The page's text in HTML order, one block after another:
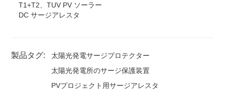
T1+T2、TUV PV ソーラー
DC サージアレスタ
製品タグ:
太陽光発電サージプロテクター
太陽光発電所のサージ保護装置
PVプロジェクト用サージアレスタ